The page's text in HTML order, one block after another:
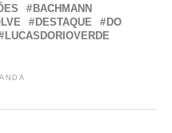
BACHMANN
DESTAQUE
DO
LUCASDORIOVERDE